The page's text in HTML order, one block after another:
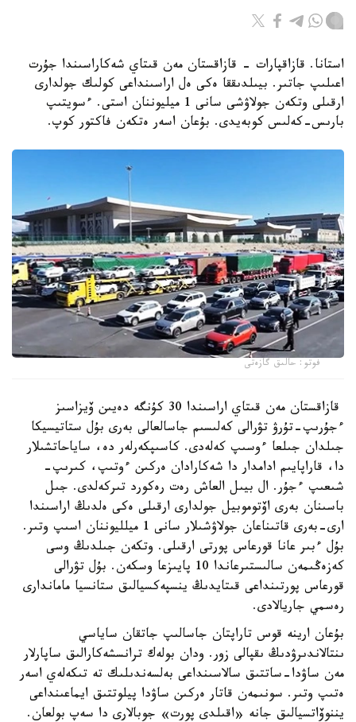
استانا. قازاقپارات - قازاقستان مەن قىتاي شەكاراسىندا جۇرت
اعىلىپ جاتىر. بيىلدىققا ەكى ەل اراسىنداعى كولىك جولدارى
ارقىلى وتكەن جولاۋشى سانى 1 ميليوننان استى. ءسويتىپ
بارىس-كەلىس كوبەيدى. بۇعان اسەر ەتكەن فاكتور كوپ.
فوتو: حالىق گازەتى
قازاقستان مەن قىتاي اراسىندا 30 كۇنگە دەيىن ۆيزاسىز
ءجۇرىپ-تۇرۋ تۋرالى كەلىسىم جاسالعالى بەرى بۇل ستاتيسيكا
جىلدان جىلعا ءوسىپ كەلەدى. كاسىپكەرلەر دە، ساياحاتشىلار
دا، قاراپايىم ادامدار دا شەكارادان ەركىن ءوتىپ، كىرىپ-
شىعىپ ءجۇر. ال بيىل العاش رەت رەكورد تىركەلدى. جىل
باسىنان بەرى اۆتوموبيل جولدارى ارقىلى ەكى ەلدىڭ اراسىندا
ارى-بەرى قاتىناعان جولاۋشىلار سانى 1 ميلليوننان اسىپ وتىر.
بۇل ءبىر عانا قورعاس پورتى ارقىلى. وتكەن جىلدىڭ وسى
كەزەڭىمەن سالىستىرعاندا 10 پايىزعا وسكەن. بۇل تۋرالى
قورعاس پورتىنداعى قىتايدىڭ ينسپەكسيالىق ستانسيا ماماندارى
رەسمي جاريالادى.
بۇعان ارينە قوس تاراپتان جاسالىپ جاتقان ساياسي
ىنتالاندىرۋدىڭ ىقپالى زور. ودان بولەك ترانسشەكارالىق ساپارلار
مەن ساۋدا-ساتتىق سالاسىنداعى بەلسەندىلىك تە تىكەلەي اسەر
ەتىپ وتىر. سونىمەن قاتار ەركىن ساۋدا پيلوتتىق ايماعىنداعى
يننوۆاتسيالىق جانە «اقىلدى پورت» جوبالارى دا سەپ بولعان.